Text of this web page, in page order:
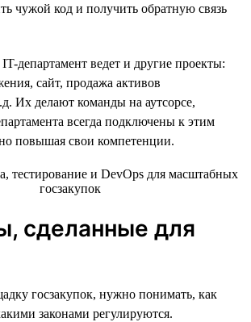
чужой код и получить обратную связь
департамент ведет и другие проекты:
сайт, продажа активов
Их делают команды на аутсорсе,
всегда подключены к этим
повышая свои компетенции.
сделанные для
госзакупок, нужно понимать, как
законами регулируются.